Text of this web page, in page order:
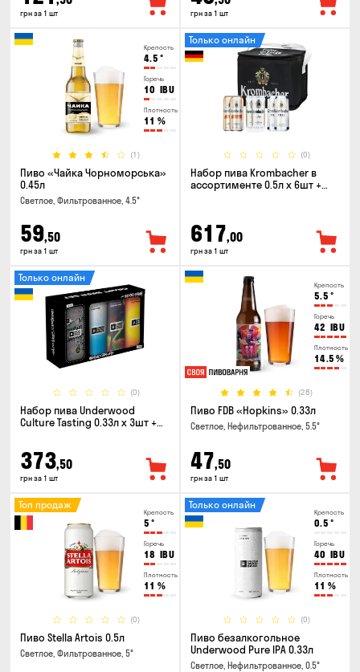
грн за 1 шт грн за 1 шт
Крепость
4.5 °
Горечь
10 IBU
Плотность
11 %
(1)
Пиво «Чайка Чорноморська»
0.45л
Светлое, Фильтрованное, 4.5°
59,50
грн за 1 шт
(0)
Только онлайн
Набор пива Krombacher в
ассортименте 0.5л х 6шт +
617,00
грн за 1 шт
(0)
Только онлайн
Набор пива Underwood
Culture Tasting 0.33л x 3шт +
373,50
грн за 1 шт
Крепость
5.5 °
Горечь
42 IBU
Плотность
14.5 %
(28)
Пиво FDB «Hopkins» 0.33л
Светлое, Нефильтрованное, 5.5°
47,50
грн за 1 шт
Крепость
5 °
Горечь
18 IBU
Плотность
11 %
(0)
Топ продаж
Пиво Stella Artois 0.5л
Светлое, Фильтрованное, 5°
Крепость
0.5 °
Горечь
40 IBU
Плотность
11 %
(0)
Только онлайн
Пиво безалкогольное
Underwood Pure IPA 0.33л
Светлое, Нефильтрованное, 0.5°